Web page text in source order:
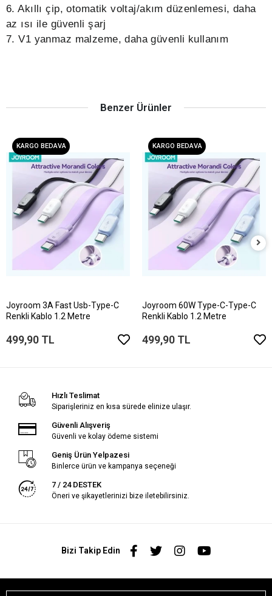
6. Akıllı çip, otomatik voltaj/akım düzenlemesi, daha
az ısı ile güvenli şarj
7. V1 yanmaz malzeme, daha güvenli kullanım
Benzer Ürünler
KARGO BEDAVA
Joyroom 3A Fast Usb-Type-C
Renkli Kablo 1.2 Metre
499,90 TL
KARGO BEDAVA
Joyroom 60W Type-C-Type-C
Renkli Kablo 1.2 Metre
499,90 TL
Hızlı Teslimat
Siparişleriniz en kısa sürede elinize ulaşır.
Güvenli Alışveriş
Güvenli ve kolay ödeme sistemi
Geniş Ürün Yelpazesi
Binlerce ürün ve kampanya seçeneği
7 / 24 DESTEK
Öneri ve şikayetlerinizi bize iletebilirsiniz.
Bizi Takip Edin